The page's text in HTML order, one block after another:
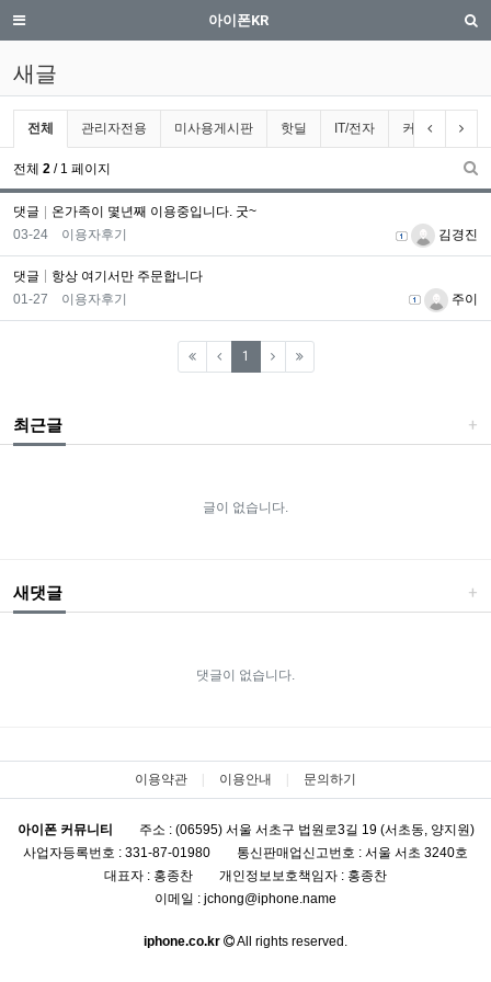
새글 | iphone.co.kr
메뉴 아이폰KR
새글
전체게시물 그룹 목록
전체 관리자전용 미사용게시판 핫딜 IT/전자 커뮤니티이전 그룹
다
전체 2 / 1 페이지
새
댓글
온가족이 몇년째 이용중입니다. 굿~
등록자 김경진
등록일
03-24 이용자후기
댓글
항상 여기서만 주문합니다
등록자 주이
등록일
01-27 이용자후기
1 (current)
최근글
글이 없습니다.
새댓글
댓글이 없습니다.
이용약관 이용안내 문의하기
아이폰 커뮤니티
주소 : (06595) 서울 서초구 법원로3길 19 (서초동, 양지원)
사업자등록번호 : 331-87-01980
통신판매업신고번호 : 서울 서초 3240호
대표자 : 홍종찬
개인정보보호책임자 : 홍종찬
이메일 : jchong@iphone.name
iphone.co.kr All rights reserved.